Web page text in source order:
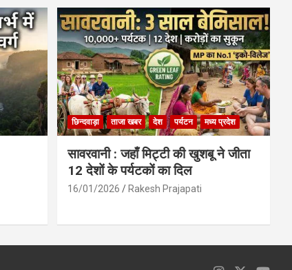
o
o
k
A
p
p
छिन्दवाड़ा ताजा खबर देश पर्यटन मध्य प्रदेश
सावरवानी : जहाँ मिट्टी की खुशबू ने जीता
12 देशों के पर्यटकों का दिल
16/01/2026 Rakesh Prajapati